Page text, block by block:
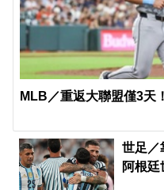
MLB／重返大聯盟僅3天
世足／
阿根廷